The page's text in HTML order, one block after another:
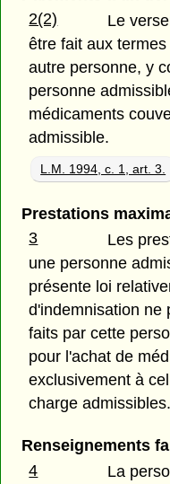
2(2)
Le
être fait aux
autre personne, y
personne
médicaments
admissible.
L.M. 1994, c. 1, art. 3.
Prestations
3
Les
une personne
présente loi
d'indemnisation ne
faits par cette
pour l'achat de
exclusivement à
charge admissibles.
Renseignements
4
La